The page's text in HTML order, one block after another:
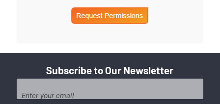
Subscribe to Our Newsletter